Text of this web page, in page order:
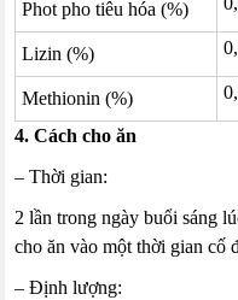
Phot pho tiêu hóa (%)
Lizin (%)
Methionin (%)
4. Cách cho ăn
– Thời gian:
2 lần trong ngày buổi sáng
cho ăn vào một thời gian cố
– Định lượng: